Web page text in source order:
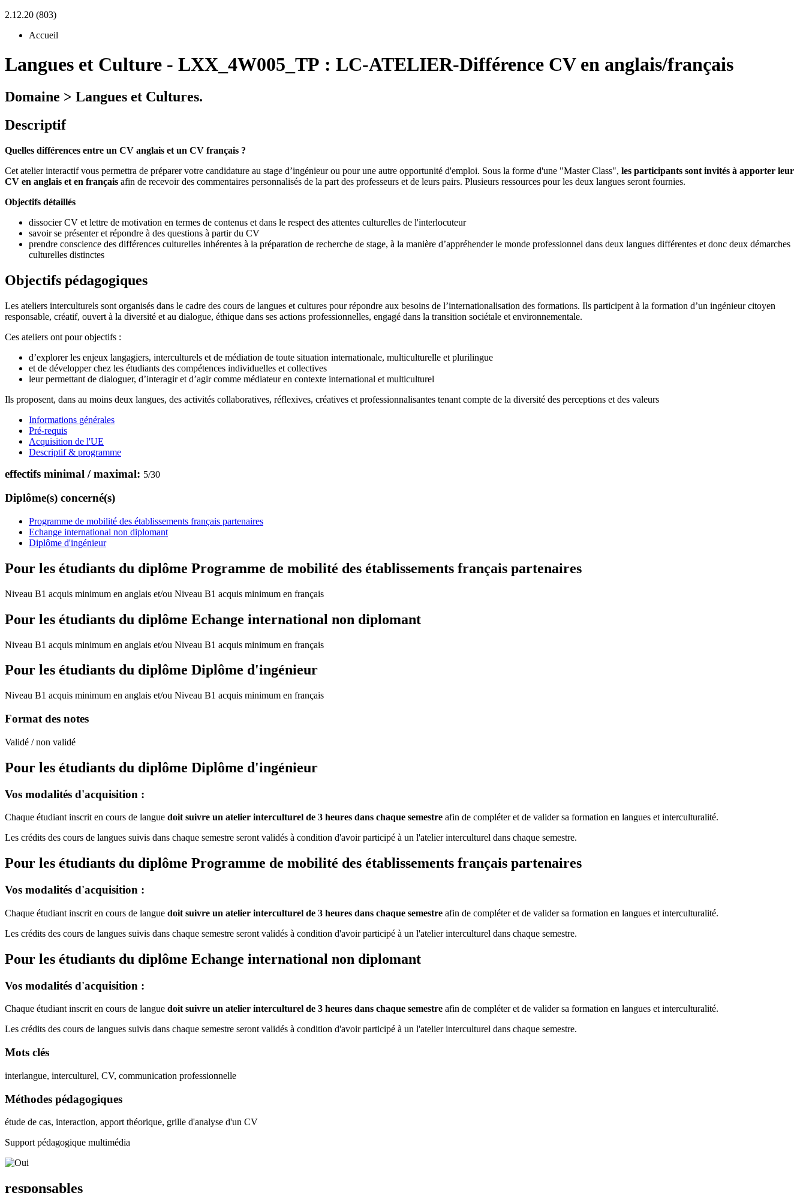
2.12.20 (803)
Accueil
Langues et Culture - LXX_4W005_TP : LC-ATELIER-Différence CV en anglais/français
Domaine > Langues et Cultures.
Descriptif
Quelles différences entre un CV anglais et un CV français ?
Cet atelier interactif vous permettra de préparer votre candidature au stage d’ingénieur ou pour une autre opportunité d'emploi. Sous la forme d'une "Master Class", les participants sont invités à apporter leur
CV en anglais et en français afin de recevoir des commentaires personnalisés de la part des professeurs et de leurs pairs. Plusieurs ressources pour les deux langues seront fournies.
Objectifs détaillés
dissocier CV et lettre de motivation en termes de contenus et dans le respect des attentes culturelles de l'interlocuteur
savoir se présenter et répondre à des questions à partir du CV
prendre conscience des différences culturelles inhérentes à la préparation de recherche de stage, à la manière d’appréhender le monde professionnel dans deux langues différentes et donc deux démarches
culturelles distinctes
Objectifs pédagogiques
Les ateliers interculturels sont organisés dans le cadre des cours de langues et cultures pour répondre aux besoins de l’internationalisation des formations. Ils participent à la formation d’un ingénieur citoyen
responsable, créatif, ouvert à la diversité et au dialogue, éthique dans ses actions professionnelles, engagé dans la transition sociétale et environnementale.
Ces ateliers ont pour objectifs :
d’explorer les enjeux langagiers, interculturels et de médiation de toute situation internationale, multiculturelle et plurilingue
et de développer chez les étudiants des compétences individuelles et collectives
leur permettant de dialoguer, d’interagir et d’agir comme médiateur en contexte international et multiculturel
Ils proposent, dans au moins deux langues, des activités collaboratives, réflexives, créatives et professionnalisantes tenant compte de la diversité des perceptions et des valeurs
Informations générales
Pré-requis
Acquisition de l'UE
Descriptif & programme
effectifs minimal / maximal: 5/30
Diplôme(s) concerné(s)
Programme de mobilité des établissements français partenaires
Echange international non diplomant
Diplôme d'ingénieur
Pour les étudiants du diplôme Programme de mobilité des établissements français partenaires
Niveau B1 acquis minimum en anglais et/ou Niveau B1 acquis minimum en français
Pour les étudiants du diplôme Echange international non diplomant
Niveau B1 acquis minimum en anglais et/ou Niveau B1 acquis minimum en français
Pour les étudiants du diplôme Diplôme d'ingénieur
Niveau B1 acquis minimum en anglais et/ou Niveau B1 acquis minimum en français
Format des notes
Validé / non validé
Pour les étudiants du diplôme Diplôme d'ingénieur
Vos modalités d'acquisition :
Chaque étudiant inscrit en cours de langue doit suivre un atelier interculturel de 3 heures dans chaque semestre afin de compléter et de valider sa formation en langues et interculturalité.
Les crédits des cours de langues suivis dans chaque semestre seront validés à condition d'avoir participé à un l'atelier interculturel dans chaque semestre.
Pour les étudiants du diplôme Programme de mobilité des établissements français partenaires
Vos modalités d'acquisition :
Chaque étudiant inscrit en cours de langue doit suivre un atelier interculturel de 3 heures dans chaque semestre afin de compléter et de valider sa formation en langues et interculturalité.
Les crédits des cours de langues suivis dans chaque semestre seront validés à condition d'avoir participé à un l'atelier interculturel dans chaque semestre.
Pour les étudiants du diplôme Echange international non diplomant
Vos modalités d'acquisition :
Chaque étudiant inscrit en cours de langue doit suivre un atelier interculturel de 3 heures dans chaque semestre afin de compléter et de valider sa formation en langues et interculturalité.
Les crédits des cours de langues suivis dans chaque semestre seront validés à condition d'avoir participé à un l'atelier interculturel dans chaque semestre.
Mots clés
interlangue, interculturel, CV, communication professionnelle
Méthodes pédagogiques
étude de cas, interaction, apport théorique, grille d'analyse d'un CV
Support pédagogique multimédia
responsables